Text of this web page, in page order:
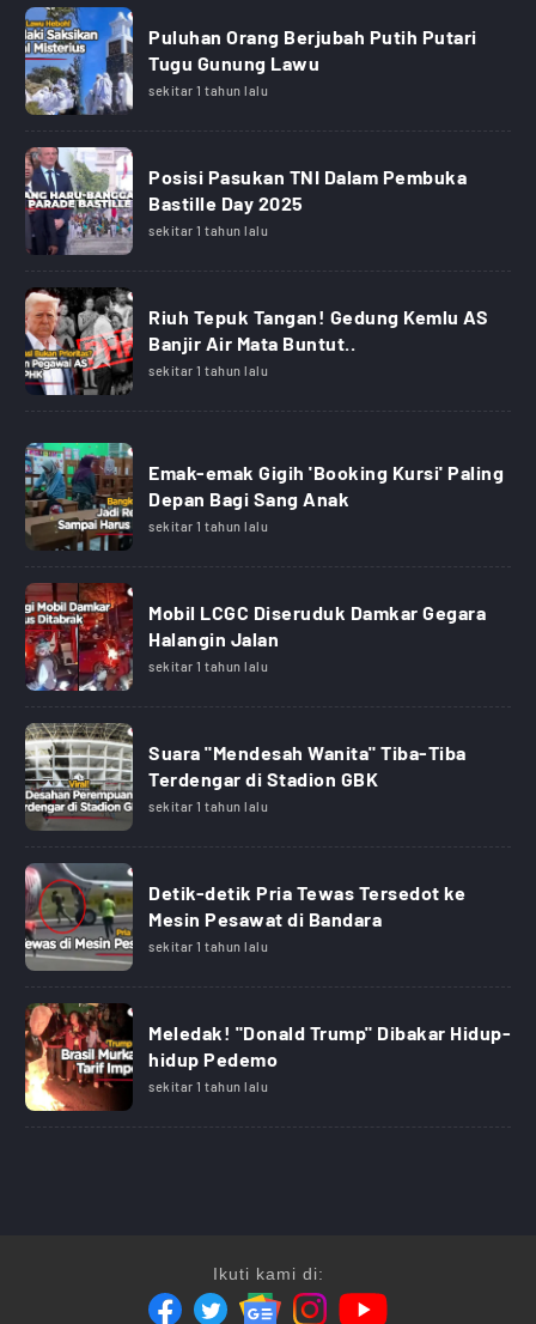
Puluhan Orang Berjubah Putih Putari
Tugu Gunung Lawu
sekitar 1 tahun lalu
Posisi Pasukan TNI Dalam Pembuka
Bastille Day 2025
sekitar 1 tahun lalu
Riuh Tepuk Tangan! Gedung Kemlu AS
Banjir Air Mata Buntut..
sekitar 1 tahun lalu
Emak-emak Gigih 'Booking Kursi' Paling
Depan Bagi Sang Anak
sekitar 1 tahun lalu
Mobil LCGC Diseruduk Damkar Gegara
Halangin Jalan
sekitar 1 tahun lalu
Suara "Mendesah Wanita" Tiba-Tiba
Terdengar di Stadion GBK
sekitar 1 tahun lalu
Detik-detik Pria Tewas Tersedot ke
Mesin Pesawat di Bandara
sekitar 1 tahun lalu
Meledak! "Donald Trump" Dibakar Hidup-
hidup Pedemo
sekitar 1 tahun lalu
Ikuti kami di: